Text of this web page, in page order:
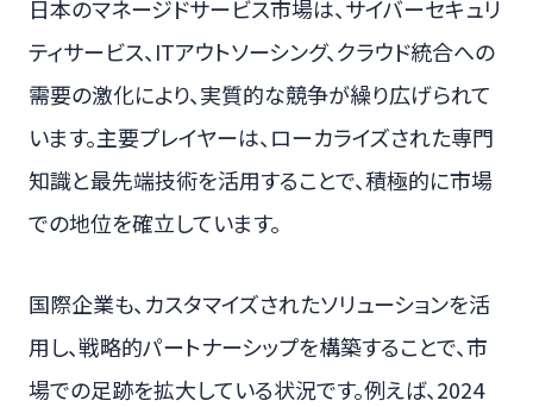
日本のマネージドサービス市場は、サイバーセキュリ
ティサービス、ITアウトソーシング、クラウド統合への
需要の激化により、実質的な競争が繰り広げられて
います。主要プレイヤーは、ローカライズされた専門
知識と最先端技術を活用することで、積極的に市場
での地位を確立しています。
国際企業も、カスタマイズされたソリューションを活
用し、戦略的パートナーシップを構築することで、市
場での足跡を拡大している状況です。例えば、2024